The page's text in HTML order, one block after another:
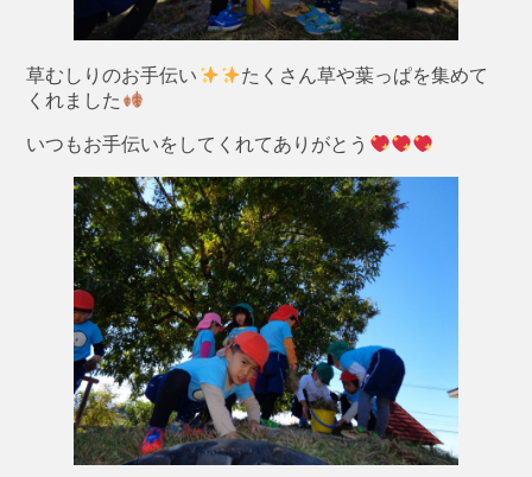
草むしりのお手伝い
たくさん草や葉っぱを集めて
くれました
いつもお手伝いをしてくれてありがとう